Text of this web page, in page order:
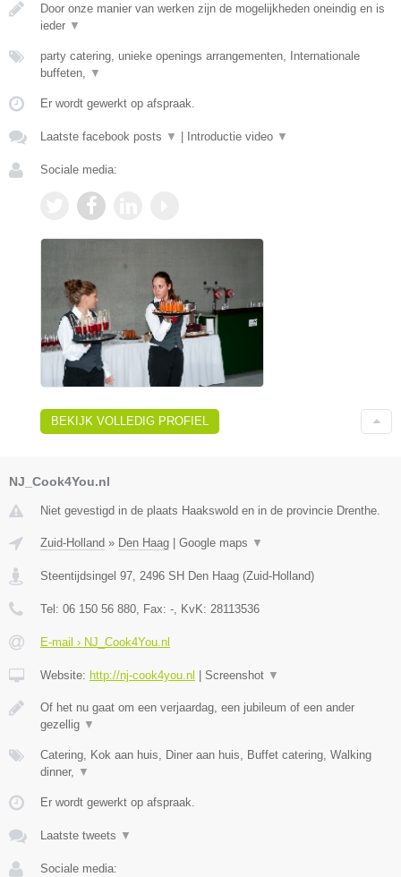
Door onze manier van werken zijn de mogelijkheden oneindig en is
ieder ▼
party catering, unieke openings arrangementen, Internationale
buffeten,
▼
Er wordt gewerkt op afspraak.
Laatste facebook posts ▼ | Introductie video ▼
Sociale media:
BEKIJK VOLLEDIG PROFIEL
NJ_Cook4You.nl
Niet gevestigd in de plaats Haakswold en in de provincie Drenthe.
Zuid-Holland » Den Haag Google maps ▼
Steentijdsingel 97, 2496 SH Den Haag (Zuid-Holland)
Tel: 06 150 56 880, Fax: -, KvK: 28113536
E-mail › NJ_Cook4You.nl
Website: http://nj-cook4you.nl Screenshot ▼
Of het nu gaat om een verjaardag, een jubileum of een ander
gezellig ▼
Catering, Kok aan huis, Diner aan huis, Buffet catering, Walking
dinner, ▼
Er wordt gewerkt op afspraak.
Laatste tweets ▼
Sociale media: